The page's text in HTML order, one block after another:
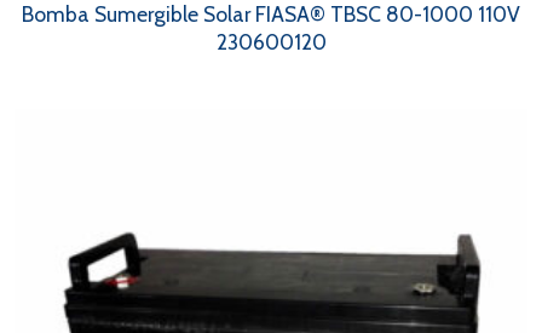
Bomba Sumergible Solar FIASA® TBSC 80-1000 110V
230600120